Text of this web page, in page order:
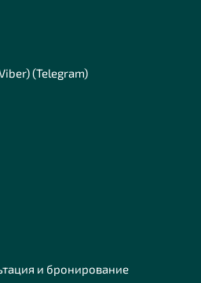
(Telegram)
и бронирование